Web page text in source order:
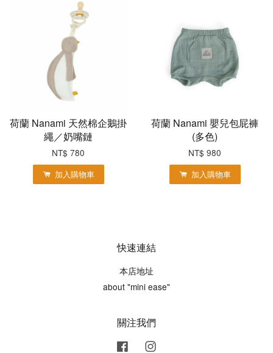
荷蘭 Nanami 天然棉企鵝掛
繩／奶嘴鏈
NT$ 780
加入購物車
荷蘭 Nanami 嬰兒包屁褲
(多色)
NT$ 980
加入購物車
快速連結
本店地址
about "mini ease"
關注我們
Facebook